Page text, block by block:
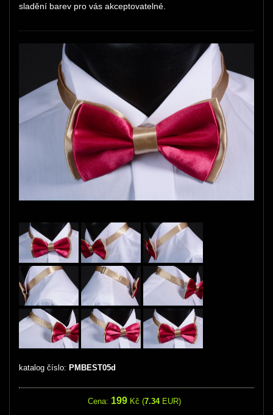
sladění barev pro vás akceptovatelné.
katalog číslo: PMBEST05d
Cena: 199 Kč (7.34EUR)